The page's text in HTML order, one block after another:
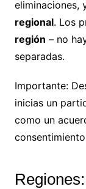
eliminaciones,
regional. Los
región – no
separadas.
Importante:
inicias un
como un